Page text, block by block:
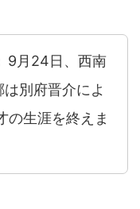
9月24日、西南
別府晋介によ
の生涯を終えま